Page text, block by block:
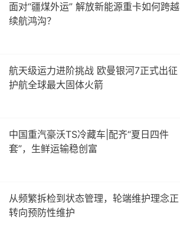
面对“疆煤外运” 解放新能源重卡如何跨越
续航鸿沟？
航天级运力进阶挑战 欧曼银河7正式出征
护航全球最大固体火箭
中国重汽豪沃TS冷藏车|配齐“夏日四件
套”，生鲜运输稳创富
从频繁拆检到状态管理，轮端维护理念正
转向预防性维护